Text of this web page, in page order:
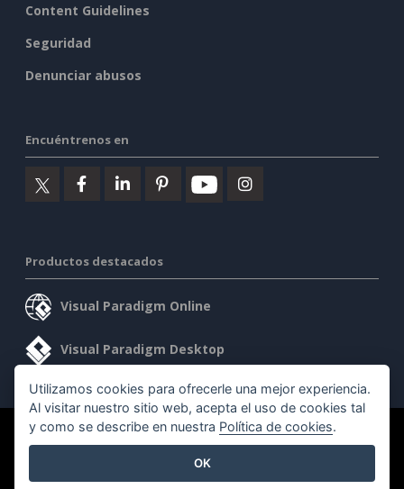
Content Guidelines
Seguridad
Denunciar abusos
Encuéntrenos en
Productos destacados
Visual Paradigm Online
Visual Paradigm Desktop
©2026 by Visual Paradigm. Todos los derechos reservados.
Utilizamos cookies para ofrecerle una mejor experiencia.
Al visitar nuestro sitio web, acepta el uso de cookies tal
y como se describe en nuestra Política de cookies.
OK